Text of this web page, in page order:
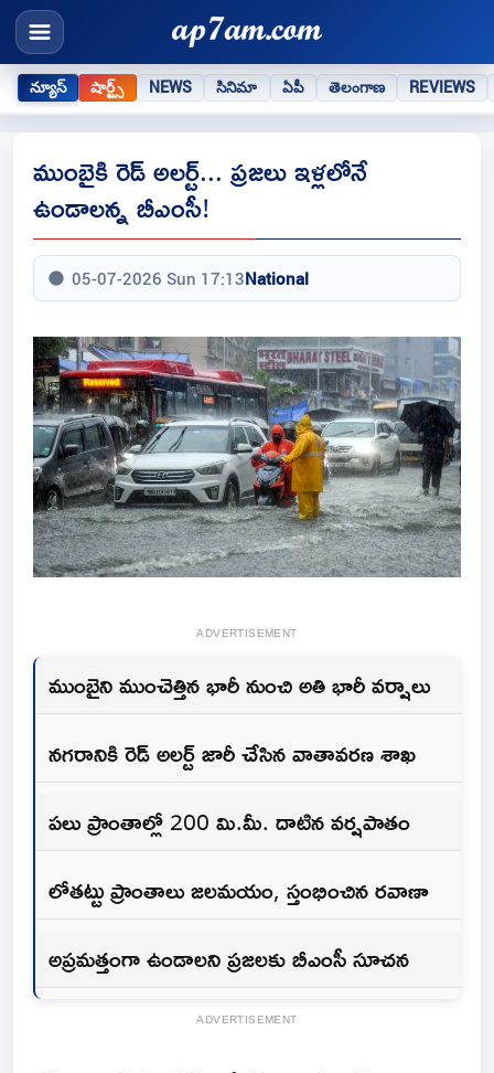
న్యూస్ షార్ట్స్ NEWS సినిమా ఏపీ తెలంగాణ REVIEWS
ముంబైకి రెడ్ అలర్ట్... ప్రజలు ఇళ్లలోనే
ఉండాలన్న బీఎంసీ!
05-07-2026 Sun 17:13National
ADVERTISEMENT
ముంబైని ముంచెత్తిన భారీ నుంచి అతి భారీ వర్షాలు
నగరానికి రెడ్ అలర్ట్ జారీ చేసిన వాతావరణ శాఖ
పలు ప్రాంతాల్లో 200 మి.మీ. దాటిన వర్షపాతం
లోతట్టు ప్రాంతాలు జలమయం, స్తంభించిన రవాణా
అప్రమత్తంగా ఉండాలని ప్రజలకు బీఎంసీ సూచన
ADVERTISEMENT